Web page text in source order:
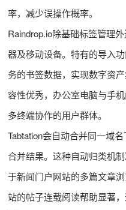
率，减少误操作概率。
Raindrop.io除基础标签管理
器及移动设备。特有的导入
务的书签数据，实现数字资
容性优秀，办公室电脑与手
多终端协作的用户群体。
Tabtation会自动合并同一域
合并结果。这种自动归类机
于新闻门户网站的多篇文章
站的帖子连载阅读帮助显著